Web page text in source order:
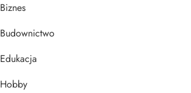
Biznes
Budownictwo
Edukacja
Hobby